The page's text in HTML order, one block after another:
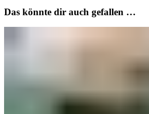
Das könnte dir auch gefallen …